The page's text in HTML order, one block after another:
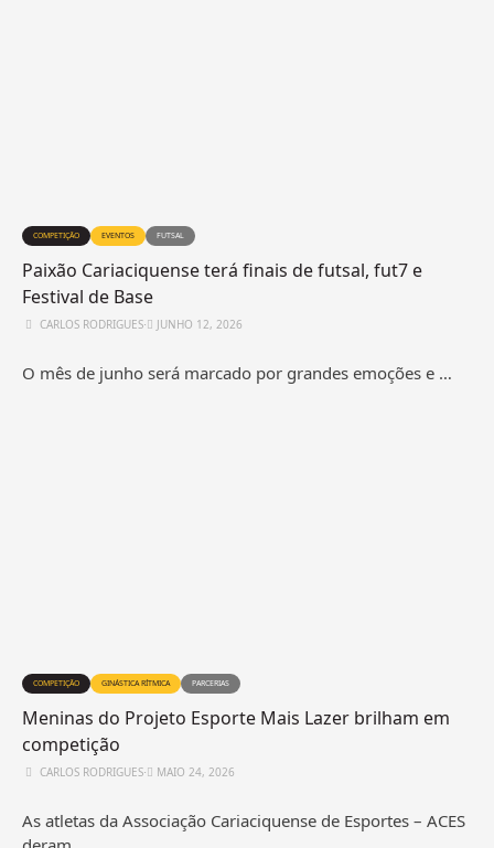
COMPETIÇÃO EVENTOS FUTSAL
Paixão Cariaciquense terá finais de futsal, fut7 e
Festival de Base
CARLOS RODRIGUES⋅ JUNHO 12, 2026
O mês de junho será marcado por grandes emoções e …
COMPETIÇÃO GINÁSTICA RÍTMICA PARCERIAS
Meninas do Projeto Esporte Mais Lazer brilham em
competição
CARLOS RODRIGUES⋅ MAIO 24, 2026
As atletas da Associação Cariaciquense de Esportes – ACES